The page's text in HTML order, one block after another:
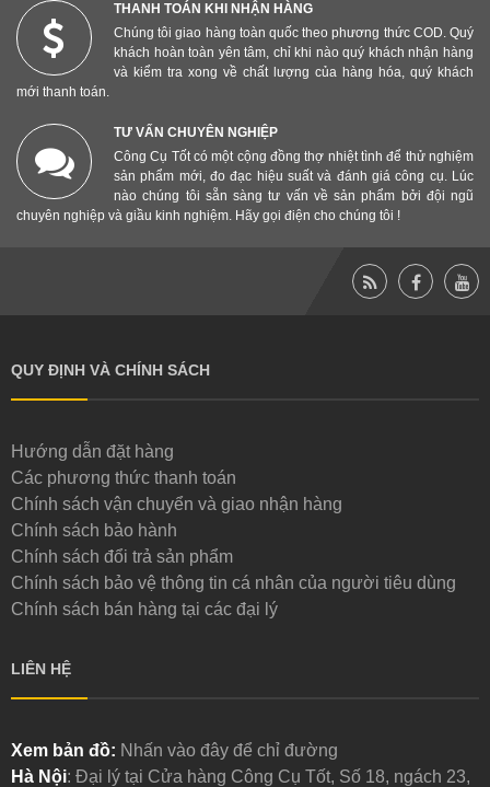
THANH TOÁN KHI NHẬN HÀNG
Chúng tôi giao hàng toàn quốc theo phương thức COD. Quý
khách hoàn toàn yên tâm, chỉ khi nào quý khách nhận hàng
và kiểm tra xong về chất lượng của hàng hóa, quý khách
mới thanh toán.
TƯ VẤN CHUYÊN NGHIỆP
Công Cụ Tốt có một cộng đồng thợ nhiệt tình để thử nghiệm
sản phẩm mới, đo đạc hiệu suất và đánh giá công cụ. Lúc
nào chúng tôi sẵn sàng tư vấn về sản phẩm bởi đội ngũ
chuyên nghiệp và giầu kinh nghiệm. Hãy gọi điện cho chúng tôi !
QUY ĐỊNH VÀ CHÍNH SÁCH
Hướng dẫn đặt hàng
Các phương thức thanh toán
Chính sách vận chuyển và giao nhận hàng
Chính sách bảo hành
Chính sách đổi trả sản phẩm
Chính sách bảo vệ thông tin cá nhân của người tiêu dùng
Chính sách bán hàng tại các đại lý
LIÊN HỆ
Xem bản đồ: Nhấn vào đây để chỉ đường
Hà Nội: Đại lý tại Cửa hàng Công Cụ Tốt, Số 18, ngách 23,